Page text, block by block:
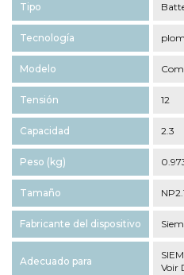
Tipo
Tecnología
Modelo
Tensión 12
Capacidad 2.3
Peso (kg)
Tamaño
Fabricante del dispositivo
Adecuado para
Voir